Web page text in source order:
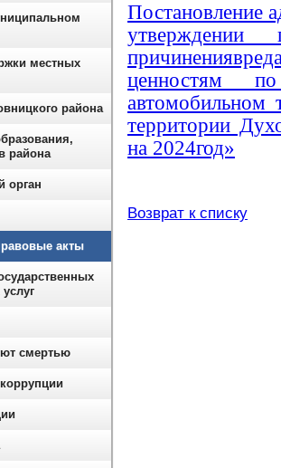
Постановление
утверждении
ценностям
автомобильном
территории
на 2024год»
Возврат к списку
местных
района
района
орган
акты
смертью